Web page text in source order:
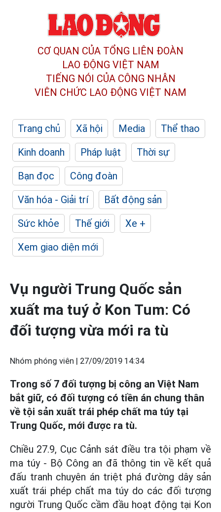
CƠ QUAN CỦA TỔNG LIÊN ĐOÀN
LAO ĐỘNG VIỆT NAM
TIẾNG NÓI CỦA CÔNG NHÂN
VIÊN CHỨC LAO ĐỘNG VIỆT NAM
Trang chủ Xã hội Media
Thể thao
Kinh doanh
Pháp luật
Thời sự
Bạn đọc
Công đoàn
Văn hóa - Giải trí
Bất động sản
Sức khỏe
Thế giới
Xe +
Xem giao diện mới
Vụ người Trung Quốc sản
xuất ma tuý ở Kon Tum: Có
đối tượng vừa mới ra tù
Nhóm phóng viên | 27/09/2019 14:34
Trong số 7 đối tượng bị công an Việt Nam
bắt giữ, có đối tượng có tiền án chung thân
về tội sản xuất trái phép chất ma túy tại
Trung Quốc, mới được ra tù.
Chiều 27.9, Cục Cảnh sát điều tra tội phạm về
ma túy - Bộ Công an đã thông tin về kết quả
đấu tranh chuyên án triệt phá đường dây sản
xuất trái phép chất ma túy do các đối tượng
người Trung Quốc cầm đầu hoạt động tại Kon